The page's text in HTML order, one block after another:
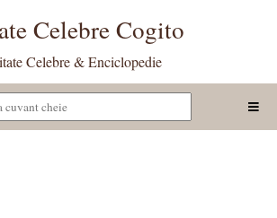
Celebre Cogito
Celebre & Enciclopedie